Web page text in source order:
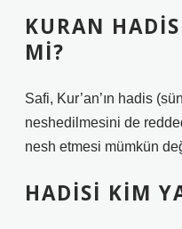
KURAN
MI?
Safi, Kur’an’ın hadis
neshedilmesini de
nesh etmesi mümkün
HADISI KIM